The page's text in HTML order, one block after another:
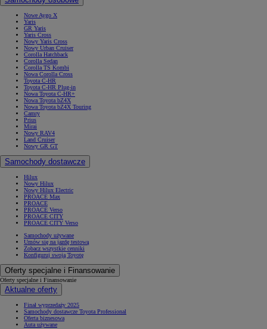
Nowe Aygo X
Yaris
GR Yaris
Yaris Cross
Nowy Yaris Cross
Nowy Urban Cruiser
Corolla Hatchback
Corolla Sedan
Corolla TS Kombi
Nowa Corolla Cross
Toyota C-HR
Toyota C-HR Plug-in
Nowa Toyota C-HR+
Nowa Toyota bZ4X
Nowa Toyota bZ4X Touring
Camry
Prius
Mirai
Nowy RAV4
Land Cruiser
Nowy GR GT
Samochody dostawcze
Hilux
Nowy Hilux
Nowy Hilux Electric
PROACE Max
PROACE
PROACE Verso
PROACE CITY
PROACE CITY Verso
Samochody używane
Umów się na jazdę testową
Zobacz wszystkie cenniki
Konfiguruj swoją Toyotę
Oferty specjalne i Finansowanie
Oferty specjalne i Finansowanie
Aktualne oferty
Finał wyprzedaży 2025
Samochody dostawcze Toyota Professional
Oferta biznesowa
Auta używane